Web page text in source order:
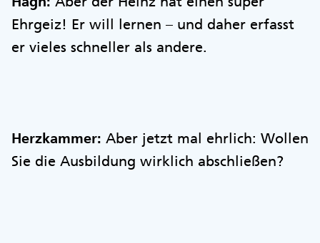
Ehrgeiz! Er will lernen – und daher erfasst
er vieles schneller als andere.
Herzkammer: Aber jetzt mal ehrlich: Wollen
Sie die Ausbildung wirklich abschließen?